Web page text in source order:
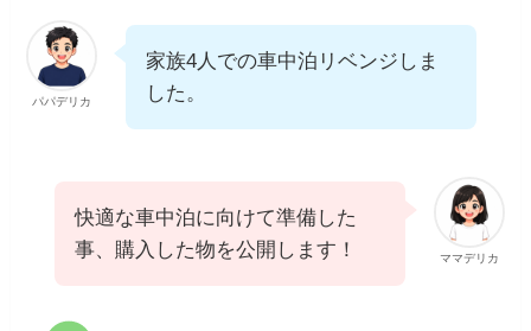
パパデリカ
家族4人での車中泊リベンジしま
した。
ママデリカ
快適な車中泊に向けて準備した
事、購入した物を公開します！